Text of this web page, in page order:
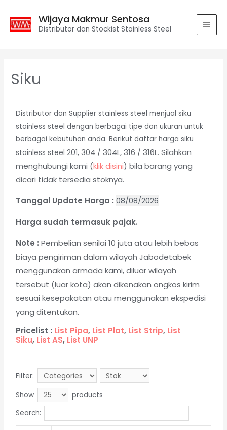
Wijaya Makmur Sentosa
Distributor dan Stockist Stainless Steel
Siku
Distributor dan Supplier stainless steel menjual siku
stainless steel dengan berbagai tipe dan ukuran untuk
berbagai kebutuhan anda. Berikut daftar harga siku
stainless steel 201,304 / 304L,316 / 316L.Silahkan
menghubungi kami (klik disini) bila barang yang
dicari tidak tersedia stoknya.
Tanggal Update Harga :08/08/2026
Harga sudah termasuk pajak.
Note :Pembelian senilai 10 juta atau lebih bebas
biaya pengiriman dalam wilayah Jabodetabek
menggunakan armada kami, diluar wilayah
tersebut (luar kota) akan dikenakan ongkos kirim
sesuai kesepakatan atau menggunakan ekspedisi
yang ditentukan.
Pricelist : List Pipa, List Plat, List Strip, List
Siku, List AS, List UNP
Filter:
Show
products
Search: